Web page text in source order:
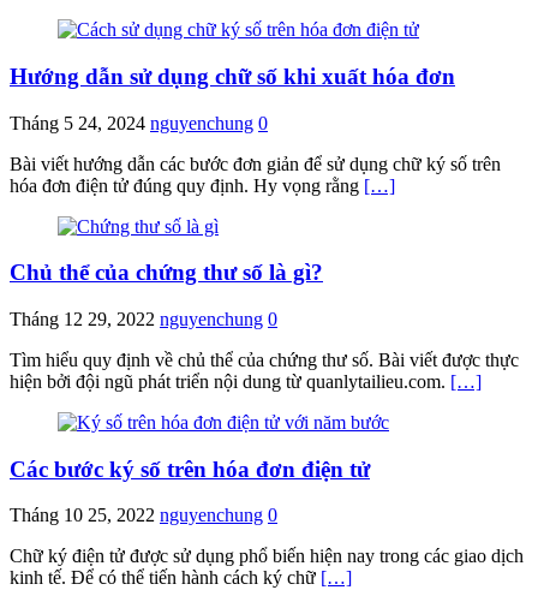
Hướng dẫn sử dụng chữ số khi xuất hóa đơn
Tháng 5 24, 2024 nguyenchung 0
Bài viết hướng dẫn các bước đơn giản để sử dụng chữ ký số trên
hóa đơn điện tử đúng quy định. Hy vọng rằng […]
Chủ thể của chứng thư số là gì?
Tháng 12 29, 2022 nguyenchung 0
Tìm hiểu quy định về chủ thể của chứng thư số. Bài viết được thực
hiện bởi đội ngũ phát triển nội dung từ quanlytailieu.com. […]
Các bước ký số trên hóa đơn điện tử
Tháng 10 25, 2022 nguyenchung 0
Chữ ký điện tử được sử dụng phổ biến hiện nay trong các giao dịch
kinh tế. Để có thể tiến hành cách ký chữ […]